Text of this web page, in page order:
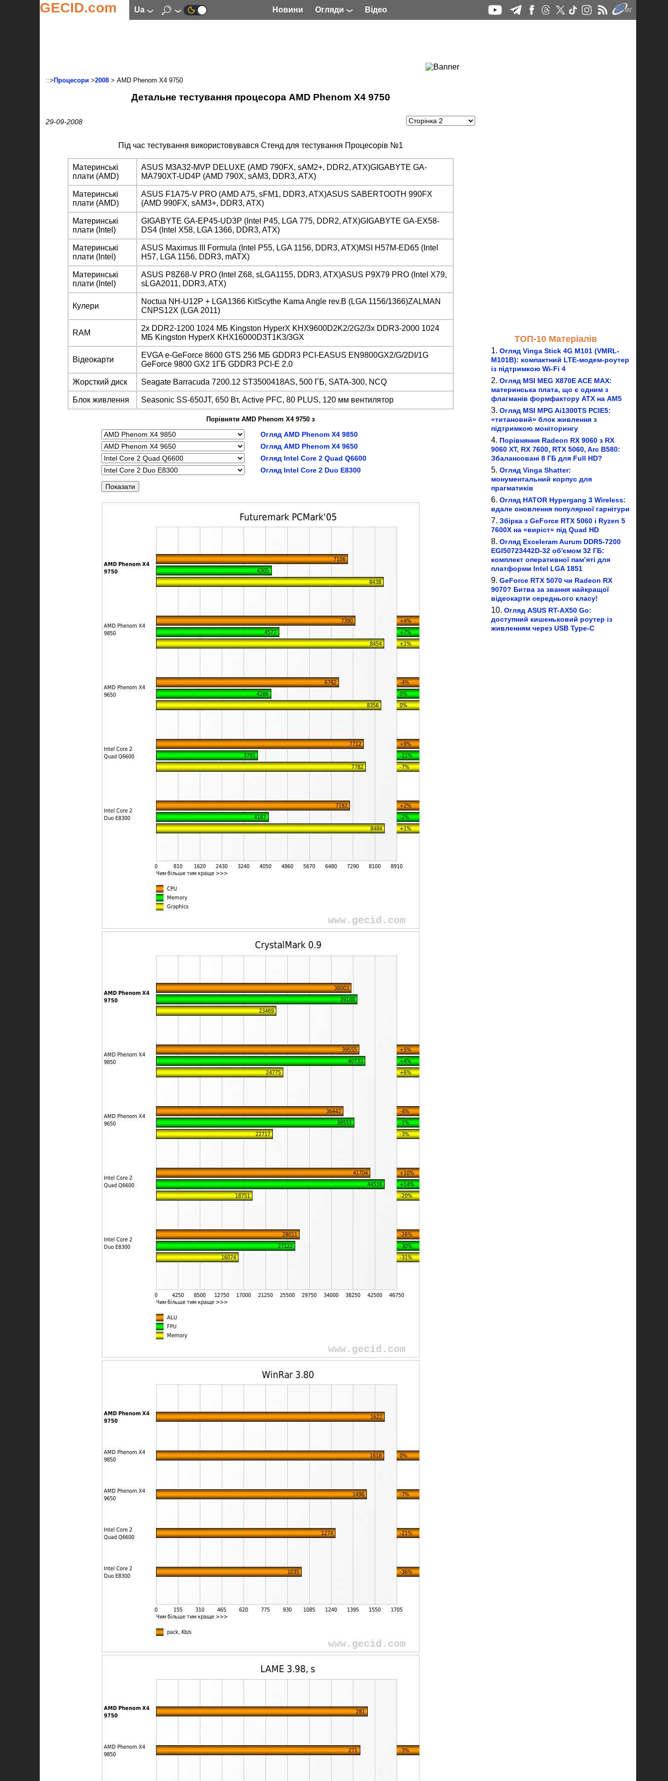
GECID.com ua Новини Огляди Відео
::> Процесори >2008 > AMD Phenom X4 9750
Детальне тестування процесора AMD Phenom X4 9750
29-09-2008
Під час тестування використовувався Стенд для тестування Процесорів №1
Материнські
плати (AMD)
ASUS M3A32-MVP DELUXE (AMD 790FX, sAM2+, DDR2, ATX)GIGABYTE GA-
MA790XT-UD4P (AMD 790X, sAM3, DDR3, ATX)
Материнські
плати (AMD)
ASUS F1A75-V PRO (AMD A75, sFM1, DDR3, ATX)ASUS SABERTOOTH 990FX
(AMD 990FX, sAM3+, DDR3, ATX)
Материнські
плати (Intel)
GIGABYTE GA-EP45-UD3P (Intel P45, LGA 775, DDR2, ATX)GIGABYTE GA-EX58-
DS4 (Intel X58, LGA 1366, DDR3, ATX)
Материнські
плати (Intel)
ASUS Maximus III Formula (Intel P55, LGA 1156, DDR3, ATX)MSI H57M-ED65 (Intel
H57, LGA 1156, DDR3, mATX)
Материнські
плати (Intel)
ASUS P8Z68-V PRO (Intel Z68, sLGA1155, DDR3, ATX)ASUS P9X79 PRO (Intel X79,
sLGA2011, DDR3, ATX)
Кулери
Noctua NH-U12P + LGA1366 KitScythe Kama Angle rev.B (LGA 1156/1366)ZALMAN
CNPS12X (LGA 2011)
RAM
2х DDR2-1200 1024 МБ Kingston HyperX KHX9600D2K2/2G2/3x DDR3-2000 1024
МБ Kingston HyperX KHX16000D3T1K3/3GX
Відеокарти
EVGA e-GeForce 8600 GTS 256 МБ GDDR3 PCI-EASUS EN9800GX2/G/2DI/1G
GeForce 9800 GX2 1ГБ GDDR3 PCI-E 2.0
Жорсткий диск Seagate Barracuda 7200.12 ST3500418AS, 500 ГБ, SATA-300, NCQ
Блок живлення Seasonic SS-650JT, 650 Вт, Active PFC, 80 PLUS, 120 мм вентилятор
Порівняти AMD Phenom X4 9750 з
Огляд AMD Phenom X4 9850
Огляд AMD Phenom X4 9650
Огляд Intel Core 2 Quad Q6600
Огляд Intel Core 2 Duo E8300
ТОП-10 Матеріалів
Огляд Vinga Stick 4G M101 (VMRL-
M101B): компактний LTE-модем-роутер
із підтримкою Wi-Fi 4
Огляд MSI MEG X870E ACE MAX:
материнська плата, що є одним з
флагманів формфактору ATX на AM5
Огляд MSI MPG Ai1300TS PCIE5:
«титановий» блок живлення з
підтримкою моніторингу
Порівняння Radeon RX 9060 з RX
9060 XT, RX 7600, RTX 5060, Arc B580:
Збалансовані 8 ГБ для Full HD?
Огляд Vinga Shatter:
монументальний корпус для
прагматиків
Огляд HATOR Hypergang 3 Wireless:
вдале оновлення популярної гарнітури
Збірка з GeForce RTX 5060 і Ryzen 5
7600X на «виріст» під Quad HD
Огляд Exceleram Aurum DDR5-7200
EGI50723442D-32 об'ємом 32 ГБ:
комплект оперативної пам’яті для
платформи Intel LGA 1851
GeForce RTX 5070 чи Radeon RX
9070? Битва за звання найкращої
відеокарти середнього класу!
Огляд ASUS RT-AX50 Go:
доступний кишеньковий роутер із
живленням через USB Type-C